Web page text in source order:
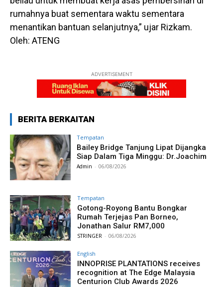
rumahnya buat sementara waktu sementara
menantikan bantuan selanjutnya,” ujar Rizkam.
Oleh: ATENG
ADVERTISEMENT
BERITA BERKAITAN
Tempatan
Bailey Bridge Tanjung Lipat Dijangka
Siap Dalam Tiga Minggu: Dr.Joachim
Admin - 06/08/2026
Tempatan
Gotong-Royong Bantu Bongkar
Rumah Terjejas Pan Borneo,
Jonathan Salur RM7,000
STRINGER - 06/08/2026
English
INNOPRISE PLANTATIONS receives
recognition at The Edge Malaysia
Centurion Club Awards 2026